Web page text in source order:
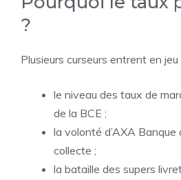
?
Plusieurs curseurs entrent en jeu
le niveau des taux de
de la BCE ;
la volonté d’AXA
collecte ;
la bataille des supers